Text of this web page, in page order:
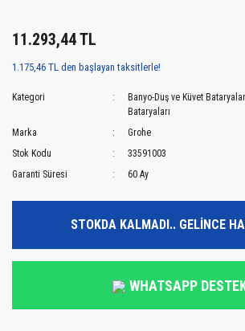
11.293,44 TL
1.175,46 TL den başlayan taksitlerle!
Kategori Banyo-Duş ve Küvet
Bataryaları
Marka
Grohe
Stok Kodu
33591003
Garanti Süresi
60 Ay
STOKDA KALMADI.. GELİNCE
WHATSAPP